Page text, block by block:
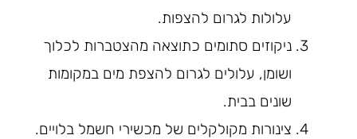
עלולות לגרום להצפות.
ניקוזים סתומים כתוצאה מהצטברות לכלוך
ושומן, עלולים לגרום להצפת מים במקומות
שונים בבית.
צינורות מקולקלים של מכשירי חשמל בלויים.